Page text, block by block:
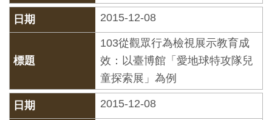
藏
研
民
服
2015-12-08
103從觀眾行為檢視展示教育成
效：以臺博館「愛地球特攻隊兒
童探索展」為例
2015-12-08